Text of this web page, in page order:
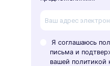
Я соглашаюсь
письма и
вашей политикой